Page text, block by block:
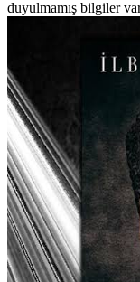
duyulmamış bilgiler